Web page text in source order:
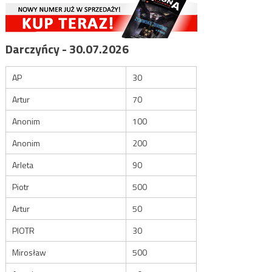
Darczyńcy - 30.07.2026
AP
30
Artur
70
Anonim
100
Anonim
200
Arleta
90
Piotr
500
Artur
50
PIOTR
30
Mirosław
500